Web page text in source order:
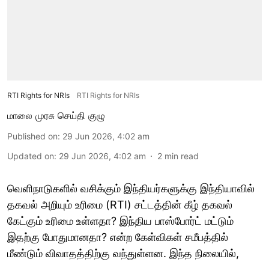
RTI Rights for NRIs RTI Rights for NRIs
மாலை முரசு செய்தி குழு
Published on: 29 Jun 2026, 4:02 am
Updated on: 29 Jun 2026, 4:02 am 2 min read
வெளிநாடுகளில் வசிக்கும் இந்தியர்களுக்கு இந்தியாவில்
தகவல் அறியும் உரிமை (RTI) சட்டத்தின் கீழ் தகவல்
கேட்கும் உரிமை உள்ளதா? இந்திய பாஸ்போர்ட் மட்டும்
இதற்கு போதுமானதா? என்ற கேள்விகள் சமீபத்தில்
மீண்டும் விவாதத்திற்கு வந்துள்ளன. இந்த நிலையில்,